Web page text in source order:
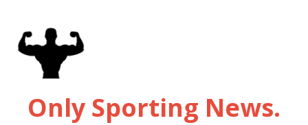
Only Sporting News.